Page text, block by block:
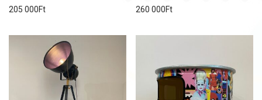
205 000Ft 260 000Ft